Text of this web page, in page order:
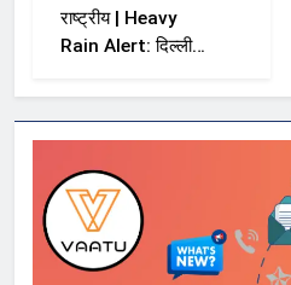
राष्ट्रीय | Heavy
Rain Alert: दिल्ली-
में भारी बारिश का अलर्ट,
Kerala और Odisha